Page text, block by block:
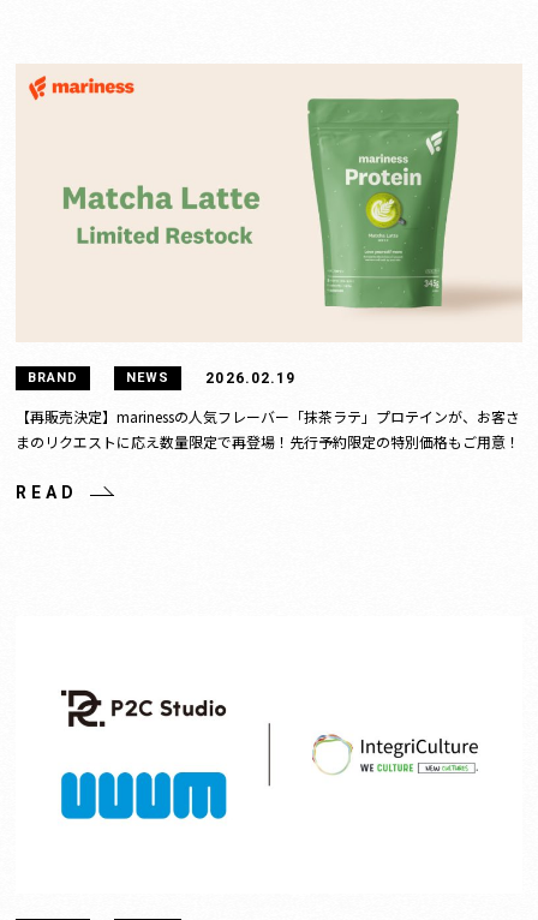
BRAND NEWS 2026.02.19
【再販売決定】marinessの人気フレーバー「抹茶ラテ」プロテインが、お客さ
まのリクエストに応え数量限定で再登場！先行予約限定の特別価格もご用意！
READ